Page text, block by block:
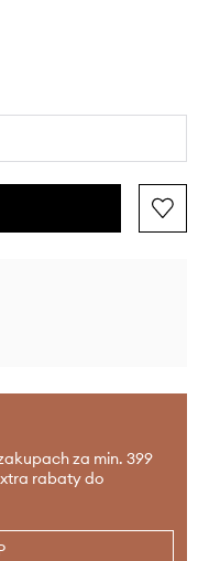
za min. 399
rabaty do